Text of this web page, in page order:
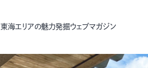
東海エリアの魅力発掘ウェブマガジン